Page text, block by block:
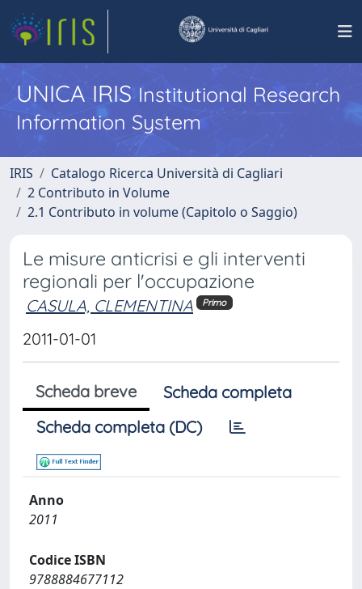
UNICA IRISInstitutional Research
Information System
IRIS
Catalogo Ricerca Università di Cagliari
2 Contributo in Volume
2.1 Contributo in volume (Capitolo o Saggio)
Le misure anticrisi e gli interventi
regionali per l'occupazione
CASULA, CLEMENTINA Primo
2011-01-01
Scheda breve
Scheda completa
Scheda completa (DC)
Anno
2011
Codice ISBN
9788884677112